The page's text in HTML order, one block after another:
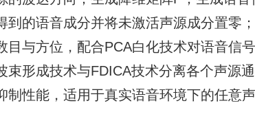
到的语音成分并将未激活声源成分置零
目与方位，配合PCA白化技术对语音信
束形成技术与FDICA技术分离各个声源
性能，适用于真实语音环境下的任意声